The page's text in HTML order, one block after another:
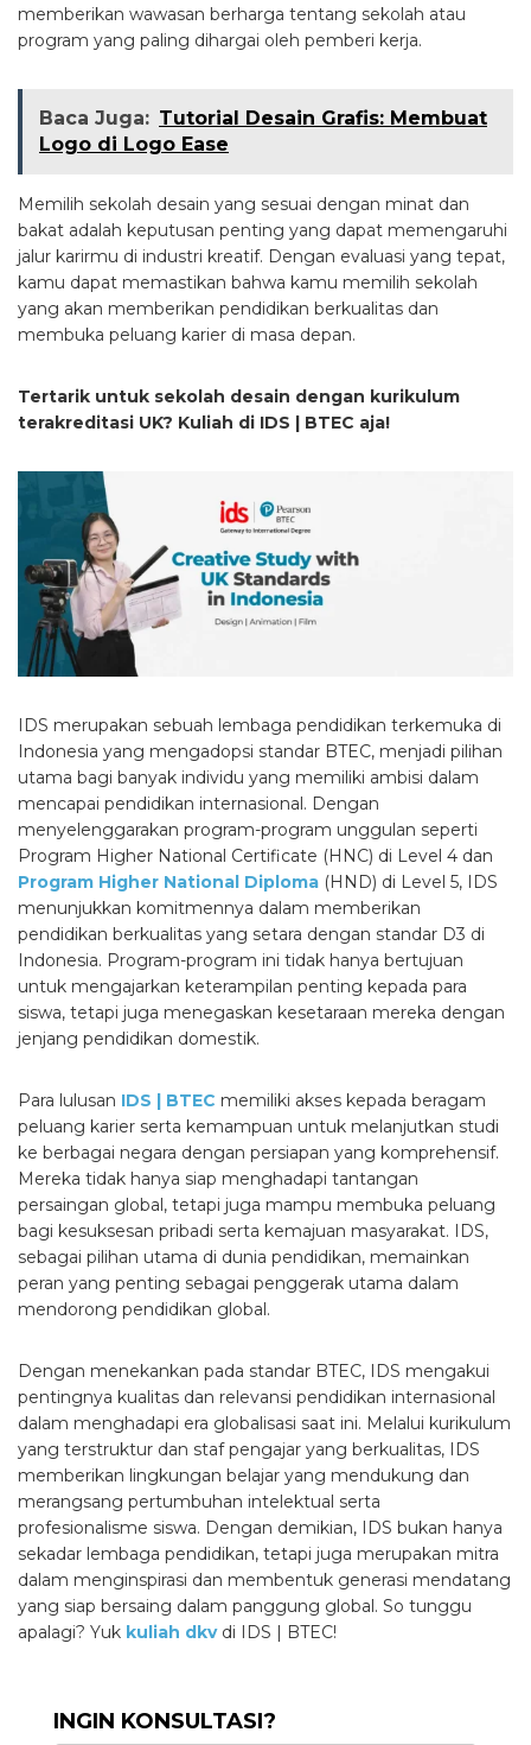
memberikan wawasan berharga tentang sekolah atau
program yang paling dihargai oleh pemberi kerja.
Baca Juga: Tutorial Desain Grafis: Membuat
Logo di Logo Ease
Memilih sekolah desain yang sesuai dengan minat dan
bakat adalah keputusan penting yang dapat memengaruhi
jalur karirmu di industri kreatif. Dengan evaluasi yang tepat,
kamu dapat memastikan bahwa kamu memilih sekolah
yang akan memberikan pendidikan berkualitas dan
membuka peluang karier di masa depan.
Tertarik untuk sekolah desain dengan kurikulum
terakreditasi UK? Kuliah di IDS | BTEC aja!
IDS merupakan sebuah lembaga pendidikan terkemuka di
Indonesia yang mengadopsi standar BTEC, menjadi pilihan
utama bagi banyak individu yang memiliki ambisi dalam
mencapai pendidikan internasional. Dengan
menyelenggarakan program-program unggulan seperti
Program Higher National Certificate (HNC) di Level 4 dan
Program Higher National Diploma (HND) di Level 5, IDS
menunjukkan komitmennya dalam memberikan
pendidikan berkualitas yang setara dengan standar D3 di
Indonesia. Program-program ini tidak hanya bertujuan
untuk mengajarkan keterampilan penting kepada para
siswa, tetapi juga menegaskan kesetaraan mereka dengan
jenjang pendidikan domestik.
Para lulusan IDS | BTEC memiliki akses kepada beragam
peluang karier serta kemampuan untuk melanjutkan studi
ke berbagai negara dengan persiapan yang komprehensif.
Mereka tidak hanya siap menghadapi tantangan
persaingan global, tetapi juga mampu membuka peluang
bagi kesuksesan pribadi serta kemajuan masyarakat. IDS,
sebagai pilihan utama di dunia pendidikan, memainkan
peran yang penting sebagai penggerak utama dalam
mendorong pendidikan global.
Dengan menekankan pada standar BTEC, IDS mengakui
pentingnya kualitas dan relevansi pendidikan internasional
dalam menghadapi era globalisasi saat ini. Melalui kurikulum
yang terstruktur dan staf pengajar yang berkualitas, IDS
memberikan lingkungan belajar yang mendukung dan
merangsang pertumbuhan intelektual serta
profesionalisme siswa. Dengan demikian, IDS bukan hanya
sekadar lembaga pendidikan, tetapi juga merupakan mitra
dalam menginspirasi dan membentuk generasi mendatang
yang siap bersaing dalam panggung global. So tunggu
apalagi? Yuk kuliah dkvdi IDS | BTEC!
INGIN KONSULTASI?